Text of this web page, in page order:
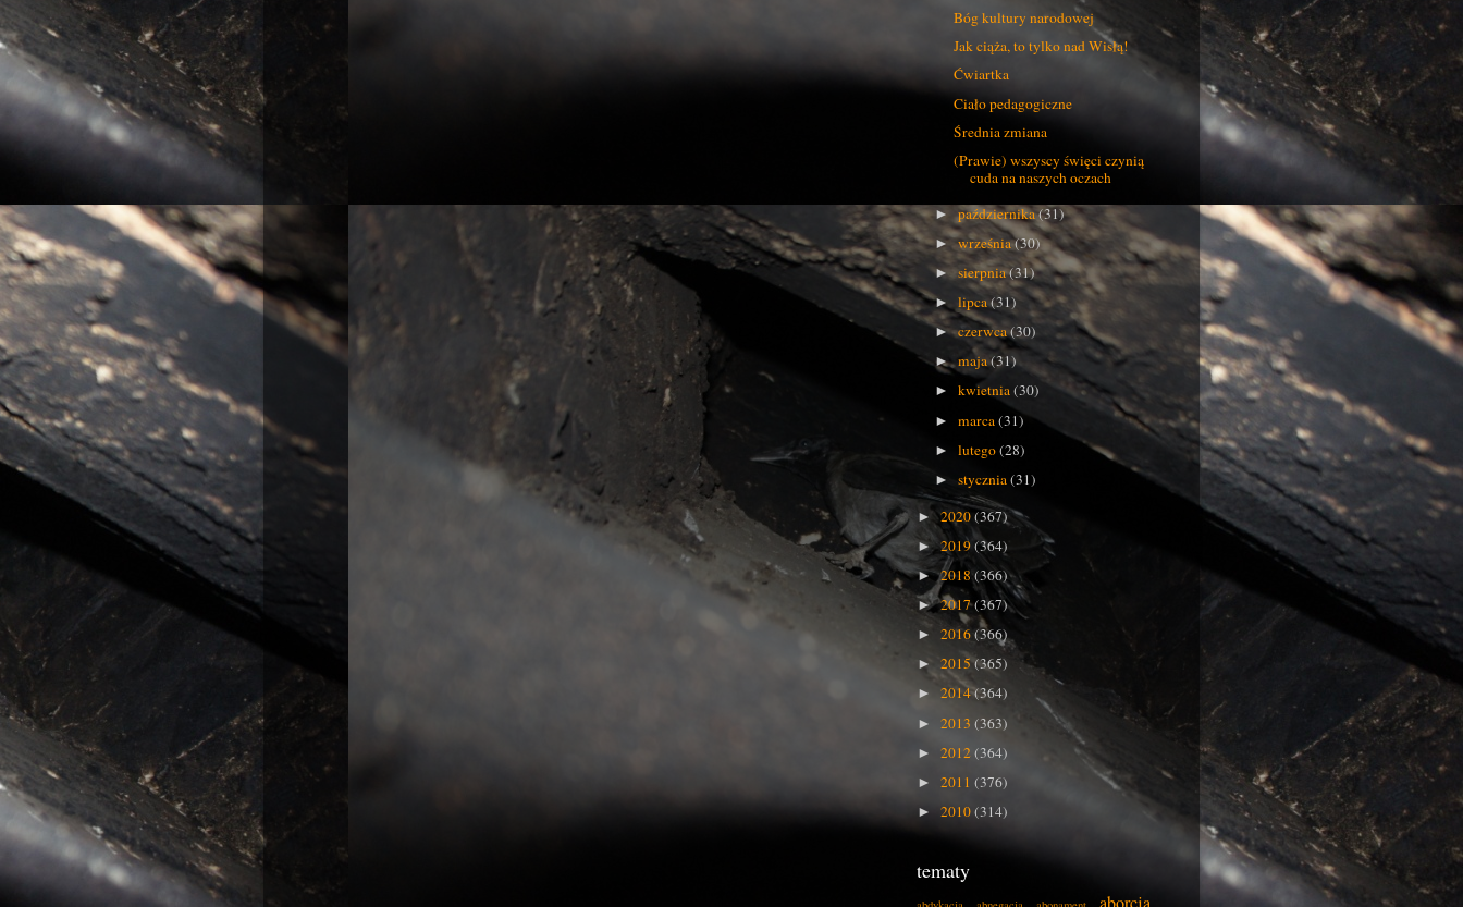
Bóg kultury narodowej
Jak ciąża, to tylko nad Wisłą!
Ćwiartka
Ciało pedagogiczne
Średnia zmiana
(Prawie) wszyscy święci czynią
cuda na naszych oczach
►października(31)
►września(30)
►sierpnia(31)
►lipca(31)
►czerwca(30)
►maja(31)
►kwietnia(30)
►marca(31)
►lutego(28)
►stycznia(31)
►2020(367)
►2019(364)
►2018(366)
►2017(367)
► 2016(366)
► 2015(365)
► 2014(364)
► 2013 (363)
► 2012(364)
► 2011 (376)
► 2010(314)
tematy